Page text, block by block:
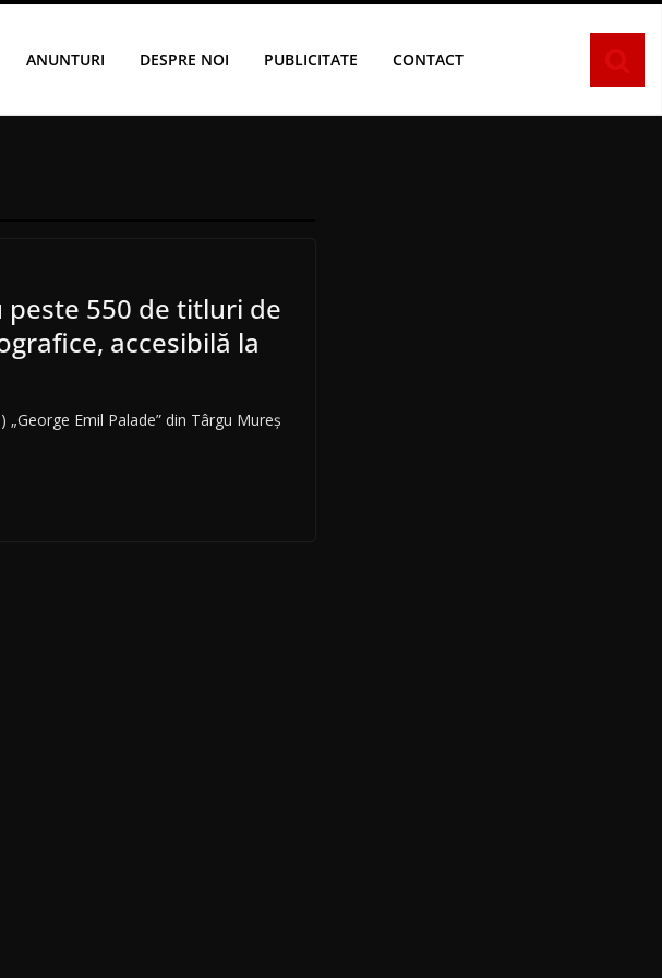
ANUNTURI DESPRE NOI PUBLICITATE CONTACT
550 de titluri de
accesibilă la
Emil Palade” din Târgu Mureş